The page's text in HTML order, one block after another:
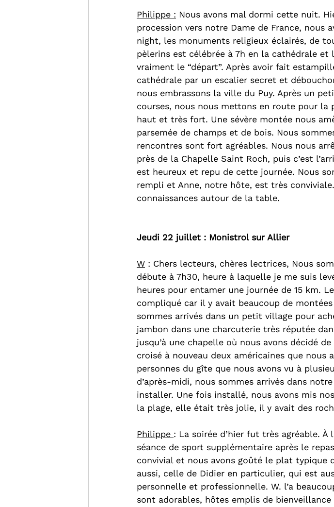
Philippe : Nous avons mal dormi cette nuit.
procession vers notre Dame de France, nous
night, les monuments religieux éclairés, de
pèlerins est célébrée à 7h en la cathédrale
vraiment le “départ”. Après avoir fait
cathédrale par un escalier secret et
nous embrassons la ville du Puy. Après un
courses, nous nous mettons en route pour la
haut et très fort. Une sévère montée nous
parsemée de champs et de bois. Nous
rencontres sont fort agréables. Nous nous
près de la Chapelle Saint Roch, puis c’est
est heureux et repu de cette journée. Nous
rempli et Anne, notre hôte, est très conviviale.
connaissances autour de la table.
Jeudi 22 juillet : Monistrol sur Allier
W : Chers lecteurs, chères lectrices, Nous
débute à 7h30, heure à laquelle je me suis
heures pour entamer une journée de 15 km.
compliqué car il y avait beaucoup de montées
sommes arrivés dans un petit village pour
jambon dans une charcuterie très réputée
jusqu’à une chapelle où nous avons décidé
croisé à nouveau deux américaines que nous
personnes du gîte que nous avons vu à
d’après-midi, nous sommes arrivés dans
installer. Une fois installé, nous avons mis
la plage, elle était très jolie, il y avait des
Philippe : La soirée d’hier fut très agréable.
séance de sport supplémentaire après le
convivial et nous avons goûté le plat typique
aussi, celle de Didier en particulier, qui est
personnelle et professionnelle. W. l’a
sont adorables, hôtes emplis de bienveillance